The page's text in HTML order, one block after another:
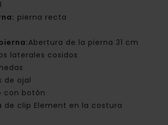
pierna recta
Abertura de la pierna 31 cm
laterales cosidos
de ojal
con botón
de clip Element en la costura